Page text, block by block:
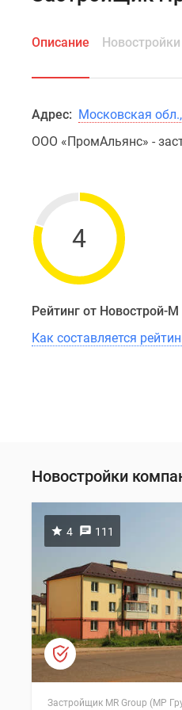
Описание Новостройки
Адрес: Московская
ООО «ПромАльянс» -
4
Рейтинг от Новострой-М
Как составляется
Новостройки
4 111
Застройщик MR Group (МР